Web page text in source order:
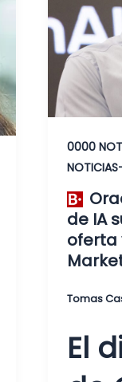
0000
de IA
oferta
Tomas
El